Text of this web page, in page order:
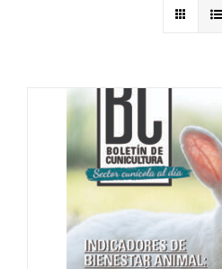
Hazte Socio
Contactar